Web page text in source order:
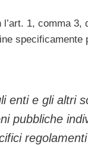
l’art. 1, comma
enti e gli altri
pubbliche